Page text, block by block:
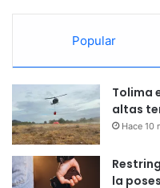
Popular
Tolima
altas
Hace 10
la